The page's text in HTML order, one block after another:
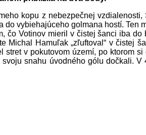
kopu z nebezpečnej
vybiehajúceho golmana hostí. Ten
čo Votinov mieril v čistej šanci iba
Hamuľak „zľuftoval“ v čistej
v pokutovom území, po ktorom
snahu úvodného gólu dočkali.